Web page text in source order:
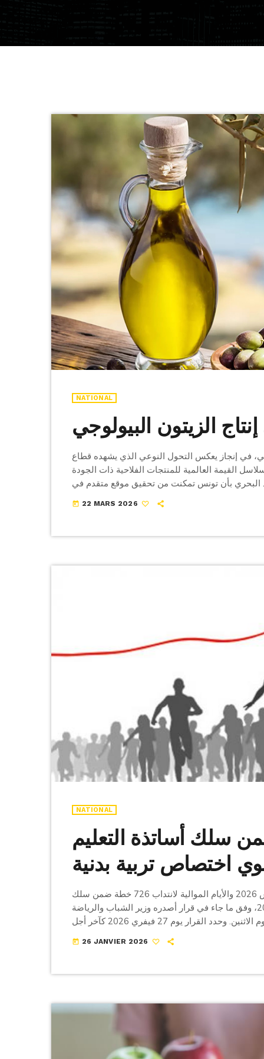
NATIONAL
الزيتون البيولوجي
في إنجاز يعكس التحول النوعي الذي يشهده قطاع
القيمة العالمية للمنتجات الفلاحية ذات الجودة
البحري بأن تونس تمكنت من تحقيق موقع متقدم في
today 22 MARS 2026
NATIONAL
خطة ضمن سلك أساتذة التعليم
اختصاص تربية بدنية
تفتح وزارة الشباب والرياضة، مناظرة خارجية يوم 27 مارس 2026 والأيام الموالية لانتداب 726 خطة ضمن سلك
أساتذة التعليم الثانوي اختصاص تربية بدنية بعنوان سنة 2026، وفق ما جاء في قرار أصدره وزير الشباب والرياضة
ونشر بالرائد الرسمي للجمهورية التونسية عدد 10 الصادر اليوم الاثنين. وحدد القرار يوم 27 فيفري 2026 كآخر أجل
today 26 JANVIER 2026